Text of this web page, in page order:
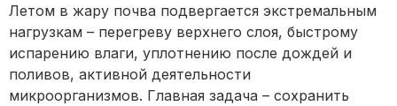
Летом в жару почва подвергается экстремальным
нагрузкам – перегреву верхнего слоя, быстрому
испарению влаги, уплотнению после дождей и
поливов, активной деятельности
микроорганизмов. Главная задача – сохранить